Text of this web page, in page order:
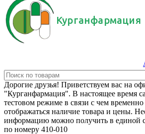
Курганфармация
Дорогие друзья! Приветствуем вас на
"Курганфармация". В настоящее время
тестовом режиме в связи с чем
отображаться наличие товара и цены.
информацию можно получить в единой
по номеру 410-010